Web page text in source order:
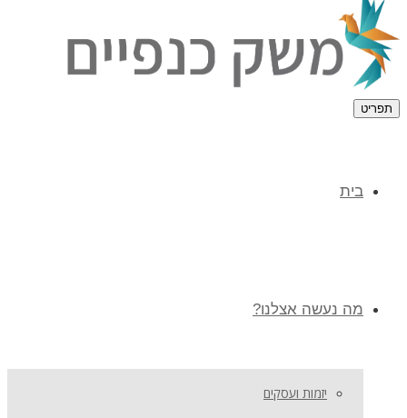
תפריט
בית
מה נעשה אצלנו?
יזמות ועסקים